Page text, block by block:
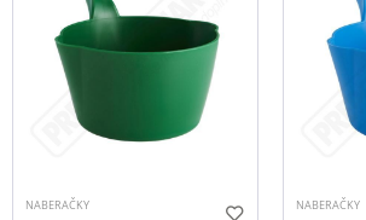
NABERAČKY NABERAČKY